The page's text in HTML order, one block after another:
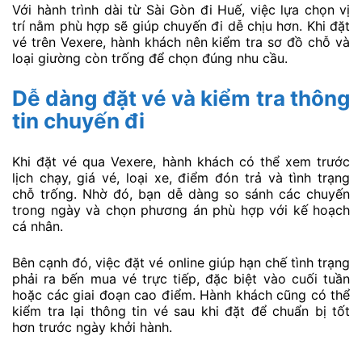
Với hành trình dài từ Sài Gòn đi Huế, việc lựa chọn vị
trí nằm phù hợp sẽ giúp chuyến đi dễ chịu hơn. Khi đặt
vé trên Vexere, hành khách nên kiểm tra sơ đồ chỗ và
loại giường còn trống để chọn đúng nhu cầu.
Dễ dàng đặt vé và kiểm tra thông
tin chuyến đi
Khi đặt vé qua Vexere, hành khách có thể xem trước
lịch chạy, giá vé, loại xe, điểm đón trả và tình trạng
chỗ trống. Nhờ đó, bạn dễ dàng so sánh các chuyến
trong ngày và chọn phương án phù hợp với kế hoạch
cá nhân.
Bên cạnh đó, việc đặt vé online giúp hạn chế tình trạng
phải ra bến mua vé trực tiếp, đặc biệt vào cuối tuần
hoặc các giai đoạn cao điểm. Hành khách cũng có thể
kiểm tra lại thông tin vé sau khi đặt để chuẩn bị tốt
hơn trước ngày khởi hành.